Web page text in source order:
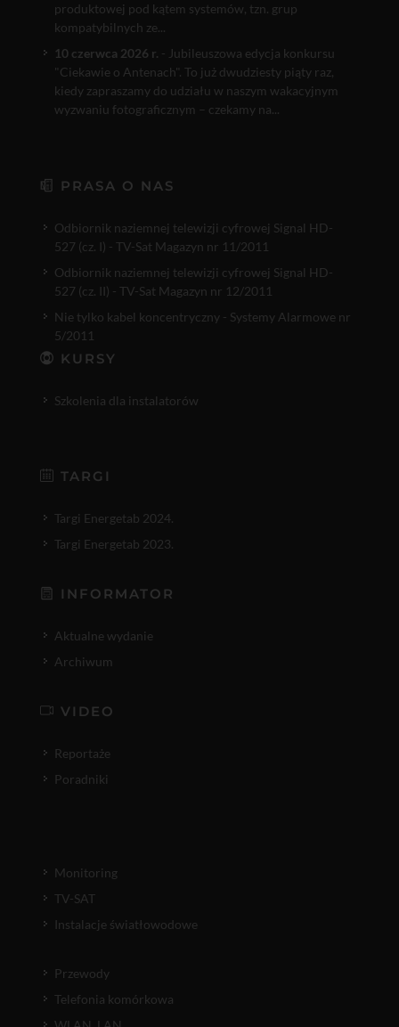
produktowej pod kątem systemów, tzn. grup
kompatybilnych ze...
10 czerwca 2026 r. - Jubileuszowa edycja konkursu
"Ciekawie o Antenach". To już dwudziesty piąty raz,
kiedy zapraszamy do udziału w naszym wakacyjnym
wyzwaniu fotograficznym – czekamy na...
PRASA O NAS
Odbiornik naziemnej telewizji cyfrowej Signal HD-
527 (cz. I) - TV-Sat Magazyn nr 11/2011
Odbiornik naziemnej telewizji cyfrowej Signal HD-
527 (cz. II) - TV-Sat Magazyn nr 12/2011
Nie tylko kabel koncentryczny - Systemy Alarmowe nr
5/2011
KURSY
Szkolenia dla instalatorów
TARGI
Targi Energetab 2024.
Targi Energetab 2023.
INFORMATOR
Aktualne wydanie
Archiwum
VIDEO
Reportaże
Poradniki
Monitoring
TV-SAT
Instalacje światłowodowe
Przewody
Telefonia komórkowa